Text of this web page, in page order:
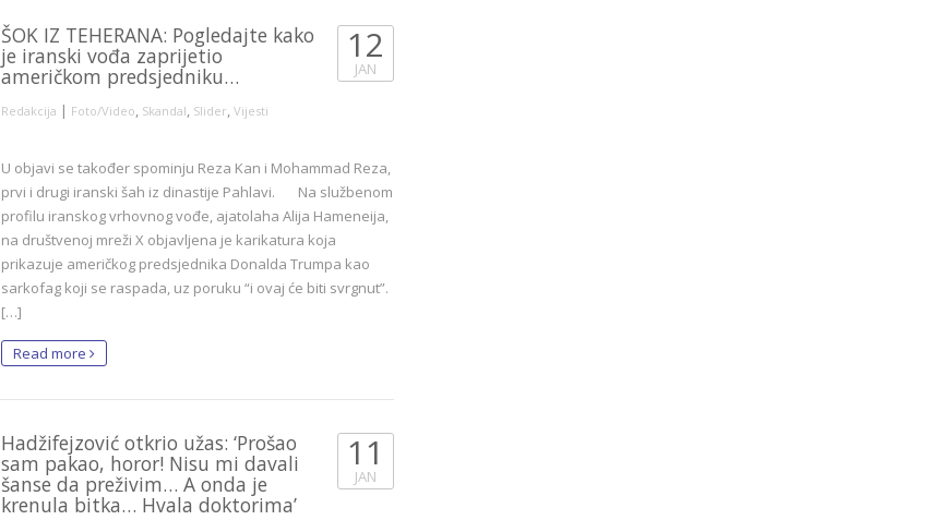
ŠOK IZ TEHERANA: Pogledajte kako
je iranski vođa zaprijetio
američkom predsjedniku…
Redakcija | Foto/Video, Skandal, Slider, Vijesti
12
JAN
U objavi se također spominju Reza Kan i Mohammad Reza,
prvi i drugi iranski šah iz dinastije Pahlavi. Na službenom
profilu iranskog vrhovnog vođe, ajatolaha Alija Hameneija,
na društvenoj mreži X objavljena je karikatura koja
prikazuje američkog predsjednika Donalda Trumpa kao
sarkofag koji se raspada, uz poruku “i ovaj će biti svrgnut”.
[…]
Read more
Hadžifejzović otkrio užas: ‘Prošao
sam pakao, horor! Nisu mi davali
šanse da preživim… A onda je
krenula bitka… Hvala doktorima’
11
JAN